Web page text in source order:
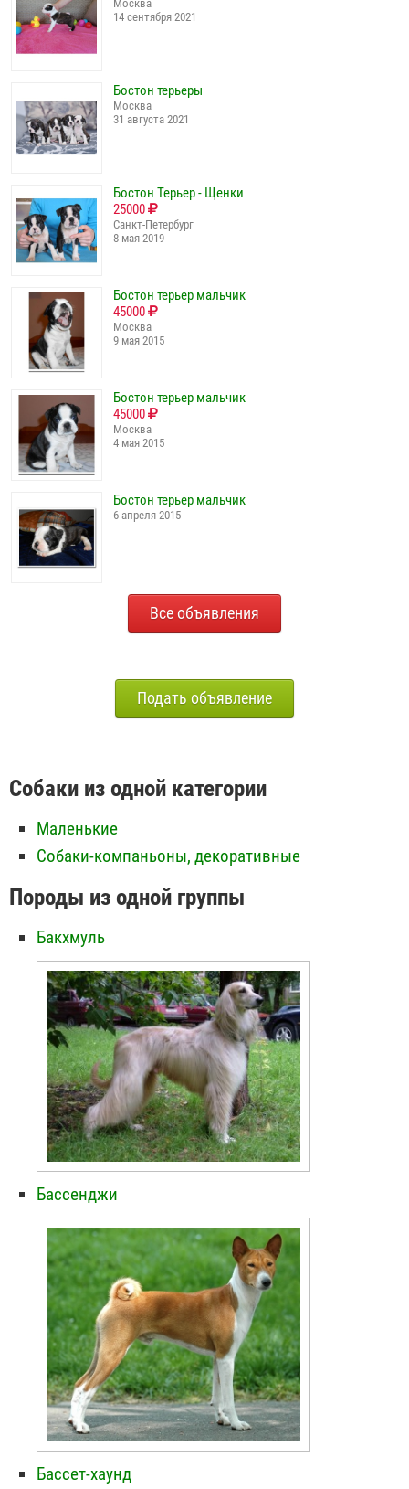
Москва
14 сентября 2021
Бостон терьеры
Москва
31 августа 2021
Бостон Терьер - Щенки
25000
Санкт-Петербург
8 мая 2019
Бостон терьер мальчик
45000
Москва
9 мая 2015
Бостон терьер мальчик
45000
Москва
4 мая 2015
Бостон терьер мальчик
6 апреля 2015
Все объявления
Подать объявление
Собаки из одной категории
Маленькие
Собаки-компаньоны, декоративные
Породы из одной группы
Бакхмуль
Бассенджи
Бассет-хаунд